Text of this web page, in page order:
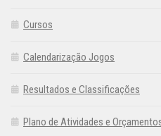
Cursos
Calendarização Jogos
Resultados e Classificações
Plano de Atividades e